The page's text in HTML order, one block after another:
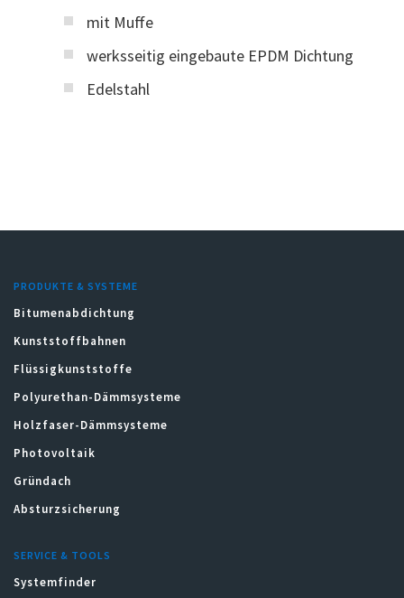
mit Muffe
werksseitig eingebaute EPDM Dichtung
Edelstahl
PRODUKTE & SYSTEME
Bitumenabdichtung
Kunststoffbahnen
Flüssigkunststoffe
Polyurethan-Dämmsysteme
Holzfaser-Dämmsysteme
Photovoltaik
Gründach
Absturzsicherung
SERVICE & TOOLS
Systemfinder